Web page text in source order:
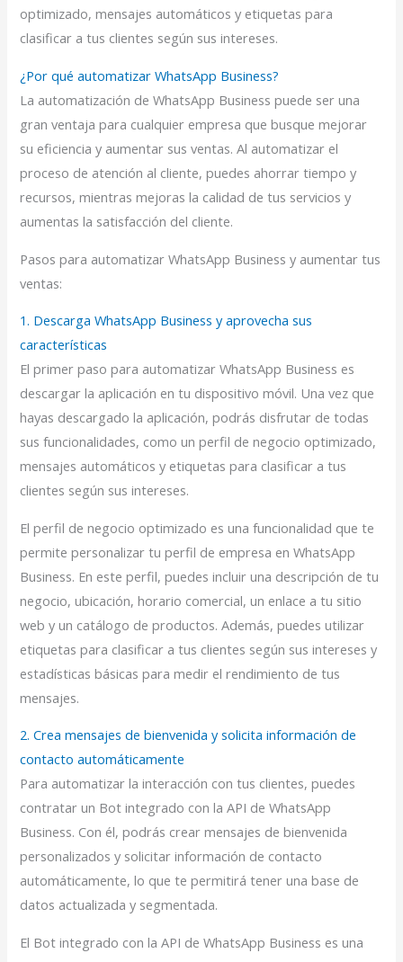
optimizado, mensajes automáticos y etiquetas para
clasificar a tus clientes según sus intereses.
¿Por qué automatizar WhatsApp Business?
La automatización de WhatsApp Business puede ser una
gran ventaja para cualquier empresa que busque mejorar
su eficiencia y aumentar sus ventas. Al automatizar el
proceso de atención al cliente, puedes ahorrar tiempo y
recursos, mientras mejoras la calidad de tus servicios y
aumentas la satisfacción del cliente.
Pasos para automatizar WhatsApp Business y aumentar tus
ventas:
1. Descarga WhatsApp Business y aprovecha sus
características
El primer paso para automatizar WhatsApp Business es
descargar la aplicación en tu dispositivo móvil. Una vez que
hayas descargado la aplicación, podrás disfrutar de todas
sus funcionalidades, como un perfil de negocio optimizado,
mensajes automáticos y etiquetas para clasificar a tus
clientes según sus intereses.
El perfil de negocio optimizado es una funcionalidad que te
permite personalizar tu perfil de empresa en WhatsApp
Business. En este perfil, puedes incluir una descripción de tu
negocio, ubicación, horario comercial, un enlace a tu sitio
web y un catálogo de productos. Además, puedes utilizar
etiquetas para clasificar a tus clientes según sus intereses y
estadísticas básicas para medir el rendimiento de tus
mensajes.
2. Crea mensajes de bienvenida y solicita información de
contacto automáticamente
Para automatizar la interacción con tus clientes, puedes
contratar un Bot integrado con la API de WhatsApp
Business. Con él, podrás crear mensajes de bienvenida
personalizados y solicitar información de contacto
automáticamente, lo que te permitirá tener una base de
datos actualizada y segmentada.
El Bot integrado con la API de WhatsApp Business es una